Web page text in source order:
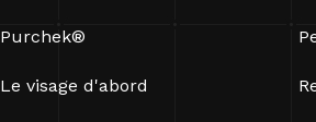
Purchek®
Le visage d'abord